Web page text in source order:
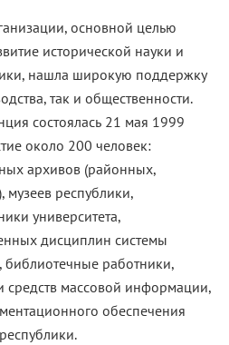
основной целью
исторической науки и
нашла широкую поддержку
так и общественности.
состоялась 21 мая 1999
около 200 человек:
архивов (районных,
музеев республики,
университета,
дисциплин системы
работники,
средств массовой информации,
обеспечения